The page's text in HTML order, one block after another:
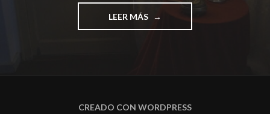
LEER MÁS "1984"
CREADO CON WORDPRESS